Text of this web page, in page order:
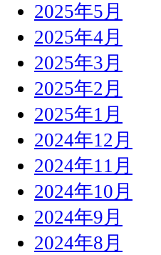
2025年5月
2025年4月
2025年3月
2025年2月
2025年1月
2024年12月
2024年11月
2024年10月
2024年9月
2024年8月